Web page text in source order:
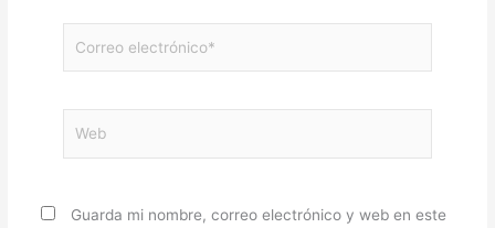
electrónico*
Guarda mi nombre, correo electrónico y web en este